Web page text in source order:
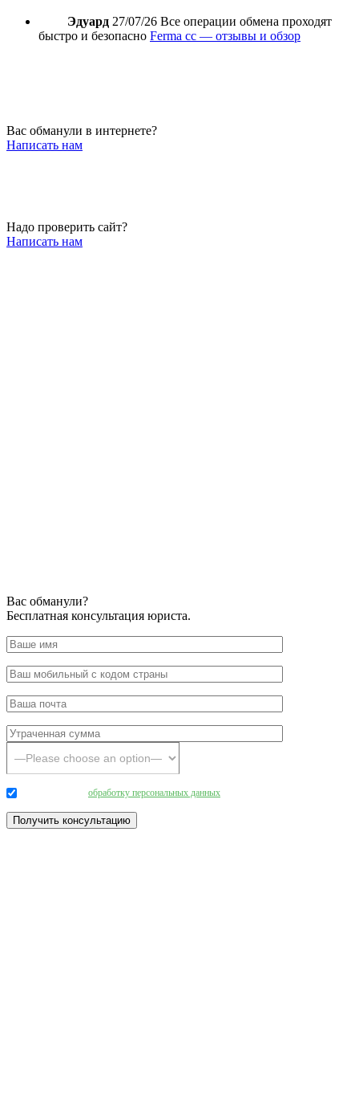
Эдуард 27/07/26 Все операции обмена проходят
быстро и безопасно Ferma cc — отзывы и обзор
Вас обманули в интернете?
Написать нам
Надо проверить сайт?
Написать нам
Вас обманули?
Бесплатная консультация юриста.
обработку персональных данных